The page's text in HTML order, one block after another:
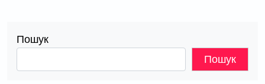
Пошук
Пошук